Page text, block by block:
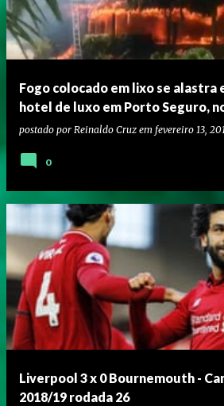
Fogo colocado em lixo se alastra
hotel de luxo em Porto Seguro,
postado por Reinaldo Cruz em fevereiro 13,
0
Liverpool 3 x 0 Bournemouth -
2018/19 rodada 26